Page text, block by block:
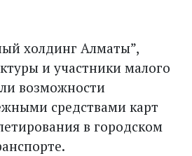
холдинг Алматы”,
и участники малого
возможности
средствами карт
в городском